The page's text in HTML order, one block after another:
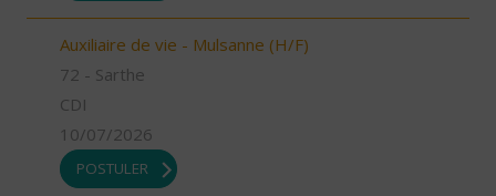
Auxiliaire de vie - Mulsanne (H/F)
72 - Sarthe
CDI
10/07/2026
POSTULER